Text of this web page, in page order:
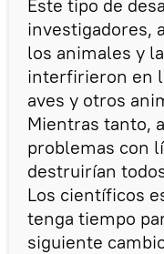
Este tipo de
investigadores,
los animales y
interfirieron en
aves y otros
Mientras tanto,
problemas con
destruirían
Los científicos
tenga tiempo
siguiente